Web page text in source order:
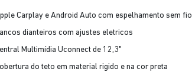
Carplay e Android Auto com espelhamento sem fio
dianteiros com ajustes eletricos
Multimídia Uconnect de 12,3"
do teto em material rigido e na cor preta